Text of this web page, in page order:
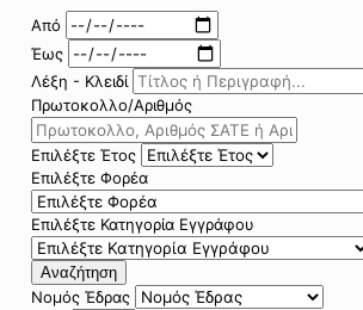
Από
Έως
Λέξη - Κλειδί
Πρωτοκολλο/Αριθμός
Επιλέξτε Έτος
Επιλέξτε Φορέα
Επιλέξτε Κατηγορία Εγγράφου
Αναζήτηση
Νομός Έδρας